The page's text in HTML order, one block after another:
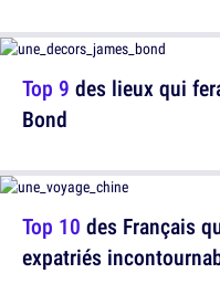
Top 10 des Français
expatriés
Top 9 des lieux qui
Bond